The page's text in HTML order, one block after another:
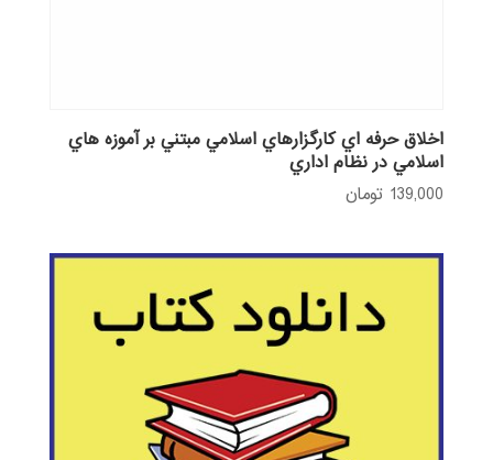
اخلاق حرفه اي كارگزارهاي اسلامي مبتني بر آموزه هاي
اسلامي در نظام اداري
139,000 تومان